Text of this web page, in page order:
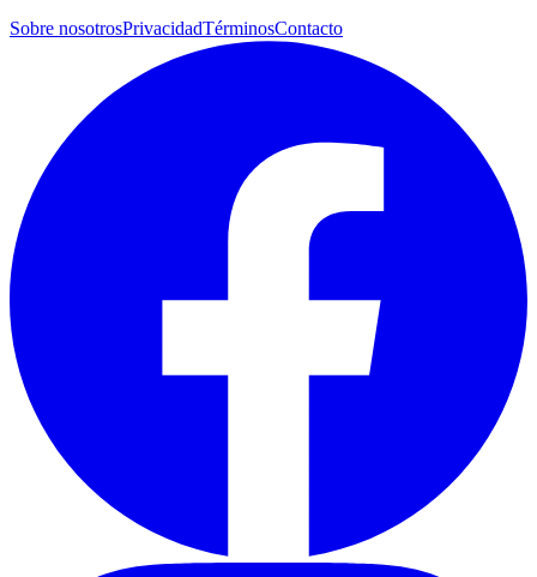
Sobre nosotrosPrivacidadTérminosContacto